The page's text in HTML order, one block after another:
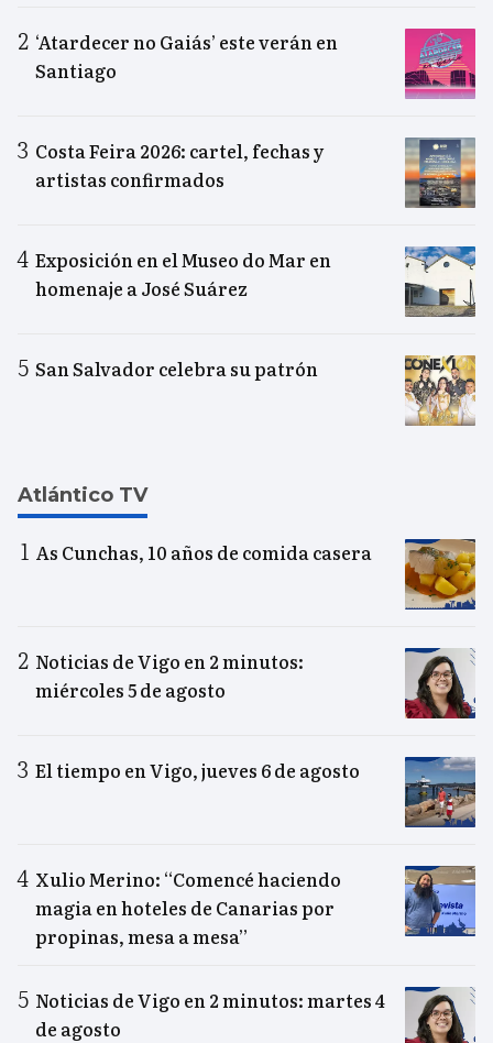
‘Atardecer no Gaiás’ este verán en
Santiago
Costa Feira 2026: cartel, fechas y
artistas confirmados
Exposición en el Museo do Mar en
homenaje a José Suárez
San Salvador celebra su patrón
Atlántico TV
As Cunchas, 10 años de comida casera
Noticias de Vigo en 2 minutos:
miércoles 5 de agosto
El tiempo en Vigo, jueves 6 de agosto
Xulio Merino: “Comencé haciendo
magia en hoteles de Canarias por
propinas, mesa a mesa”
Noticias de Vigo en 2 minutos: martes 4
de agosto